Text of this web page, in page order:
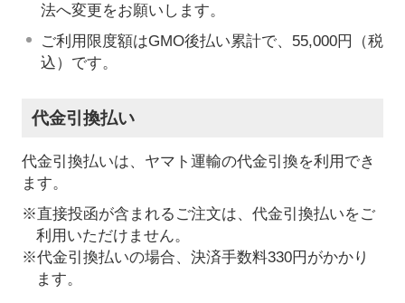
法へ変更をお願いします。
ご利用限度額はGMO後払い累計で、55,000円（税
込）です。
代金引換払い
代金引換払いは、ヤマト運輸の代金引換を利用でき
ます。
※直接投函が含まれるご注文は、代金引換払いをご
利用いただけません。
※代金引換払いの場合、決済手数料330円がかかり
ます。